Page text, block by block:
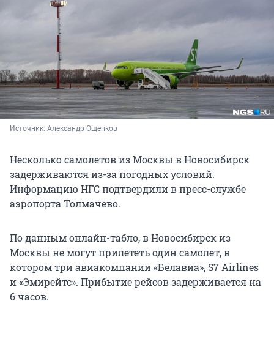
Источник: Александр Ощепков
Несколько самолетов из Москвы в Новосибирск
задерживаются из-за погодных условий.
Информацию НГС подтвердили в пресс-службе
аэропорта Толмачево.
По данным онлайн-табло, в Новосибирск из
Москвы не могут прилететь один самолет, в
котором три авиакомпании «Белавиа», S7 Airlines
и «Эмирейтс». Прибытие рейсов задерживается на
6 часов.